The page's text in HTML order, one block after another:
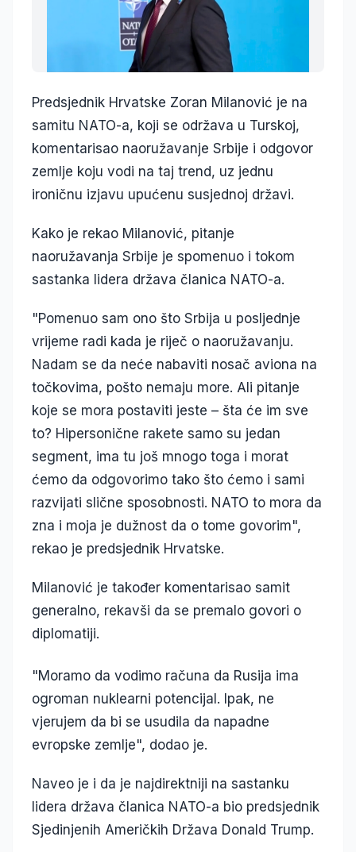
Predsjednik Hrvatske Zoran Milanović je na
samitu NATO-a, koji se održava u Turskoj,
komentarisao naoružavanje Srbije i odgovor
zemlje koju vodi na taj trend, uz jednu
ironičnu izjavu upućenu susjednoj državi.
Kako je rekao Milanović, pitanje
naoružavanja Srbije je spomenuo i tokom
sastanka lidera država članica NATO-a.
"Pomenuo sam ono što Srbija u posljednje
vrijeme radi kada je riječ o naoružavanju.
Nadam se da neće nabaviti nosač aviona na
točkovima, pošto nemaju more. Ali pitanje
koje se mora postaviti jeste – šta će im sve
to? Hipersonične rakete samo su jedan
segment, ima tu još mnogo toga i morat
ćemo da odgovorimo tako što ćemo i sami
razvijati slične sposobnosti. NATO to mora da
zna i moja je dužnost da o tome govorim",
rekao je predsjednik Hrvatske.
Milanović je također komentarisao samit
generalno, rekavši da se premalo govori o
diplomatiji.
"Moramo da vodimo računa da Rusija ima
ogroman nuklearni potencijal. Ipak, ne
vjerujem da bi se usudila da napadne
evropske zemlje", dodao je.
Naveo je i da je najdirektniji na sastanku
lidera država članica NATO-a bio predsjednik
Sjedinjenih Američkih Država Donald Trump.